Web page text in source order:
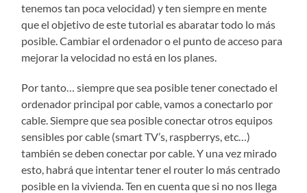
tenemos tan poca velocidad) y ten siempre en mente
que el objetivo de este tutorial es abaratar todo lo más
posible. Cambiar el ordenador o el punto de acceso para
mejorar la velocidad no está en los planes.
Por tanto… siempre que sea posible tener conectado el
ordenador principal por cable, vamos a conectarlo por
cable. Siempre que sea posible conectar otros equipos
sensibles por cable (smart TV’s, raspberrys, etc…)
también se deben conectar por cable. Y una vez mirado
esto, habrá que intentar tener el router lo más centrado
posible en la vivienda. Ten en cuenta que si no nos llega